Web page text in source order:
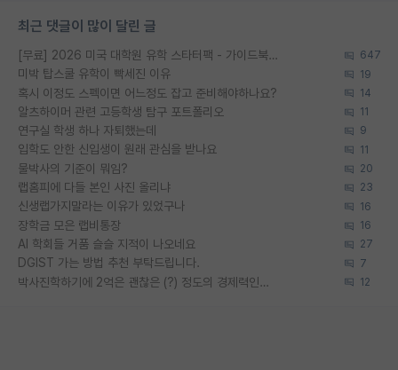
최근 댓글이 많이 달린 글
[무료] 2026 미국 대학원 유학 스타터팩 - 가이드북 & 합격자 컨택메일 템플릿 647
미박 탑스쿨 유학이 빡세진 이유 19
혹시 이정도 스펙이면 어느정도 잡고 준비해야하나요? 14
알츠하이머 관련 고등학생 탐구 포트폴리오 11
연구실 학생 하나 자퇴했는데 9
입학도 안한 신입생이 원래 관심을 받나요 11
물박사의 기준이 뭐임? 20
랩홈피에 다들 본인 사진 올리냐 23
신생랩가지말라는 이유가 있었구나 16
장학금 모은 랩비통장 16
AI 학회들 거품 슬슬 지적이 나오네요 27
DGIST 가는 방법 추천 부탁드립니다. 7
박사진학하기에 2억은 괜찮은 (?) 정도의 경제력인가요 12